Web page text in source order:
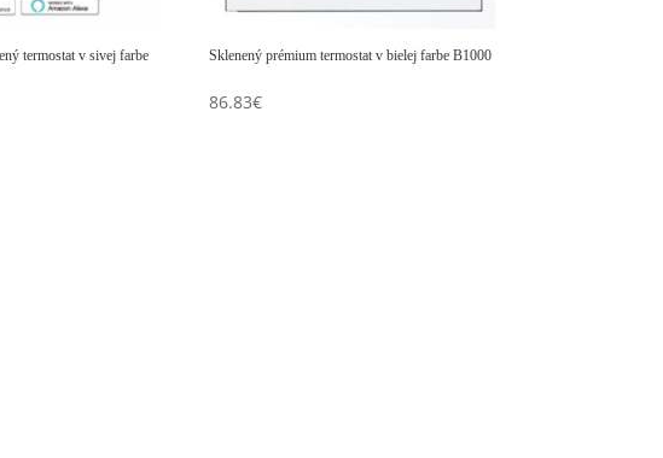
termostat v sivej farbe
Sklenený prémium termostat v bielej farbe B1000
86.83€